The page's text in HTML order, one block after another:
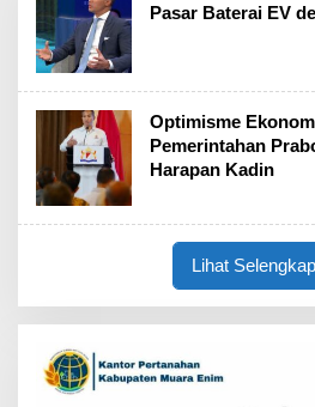
Pasar Baterai EV
Optimisme
Pemerintahan
Harapan Kadin
Lihat